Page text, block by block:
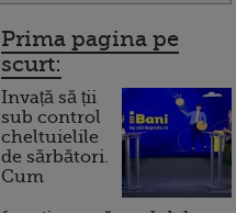
Prima pagina pe
scurt:
Invață să ții
sub control
cheltuielile
de sărbători.
Cum